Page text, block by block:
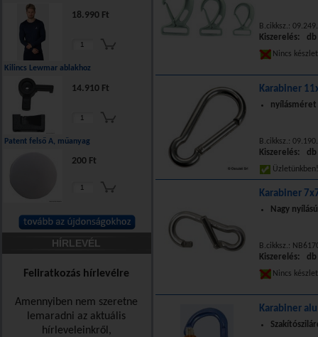
18.990 Ft
Kilincs Lewmar ablakhoz
14.910 Ft
Patent felső A, műanyag
200 Ft
HÍRLEVÉL
Feliratkozás hírlevélre
Amennyiben nem szeretne
lemaradni az aktuális
hírleveleinkről,
B.cikksz.:
Kiszerelés: db
Nincs
Karabiner
B.cikksz.:
Kiszerelés: db
Karabiner
Nagy
B.cikksz.:
Kiszerelés: db
Nincs
Karabiner